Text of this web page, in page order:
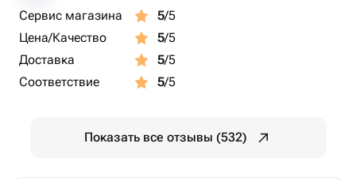
Сервис магазина 5/5
Цена/Качество
5/5
Доставка
5/5
Соответствие
5/5
Показать все отзывы (532)